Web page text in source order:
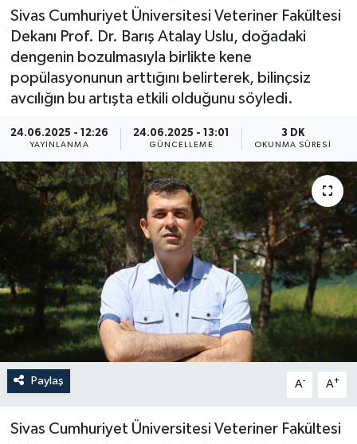
Sivas Cumhuriyet Üniversitesi Veteriner Fakültesi
Dekanı Prof. Dr. Barış Atalay Uslu, doğadaki
dengenin bozulmasıyla birlikte kene
popülasyonunun arttığını belirterek, bilinçsiz
avcılığın bu artışta etkili olduğunu söyledi.
24.06.2025 - 12:26
YAYINLANMA
24.06.2025 - 13:01
GÜNCELLEME
3 DK
OKUNMA SÜRESI
Paylaş A- A+
Sivas Cumhuriyet Üniversitesi Veteriner Fakültesi
EKONOMİ
KÖŞE YAZILARI
KÜLTÜR-SANAT-MAGAZİN
MEDYA
ÖZEL HABER
RÖPORTAJLAR
SAĞLIK
SİYASET
GÜNCEL
SPOR
Süper Lig Puan Durumu ve Fikstür
Tüm Manşetler
Son Dakika Haberleri
Haber Arşivi